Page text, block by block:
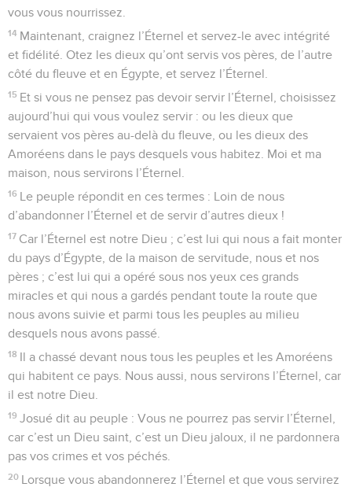
vous vous nourrissez.
14 Maintenant, craignez l’Éternel et servez-le avec intégrité
et fidélité. Otez les dieux qu’ont servis vos pères, de l’autre
côté du fleuve et en Égypte, et servez l’Éternel.
15 Et si vous ne pensez pas devoir servir l’Éternel, choisissez
aujourd’hui qui vous voulez servir : ou les dieux que
servaient vos pères au-delà du fleuve, ou les dieux des
Amoréens dans le pays desquels vous habitez. Moi et ma
maison, nous servirons l’Éternel.
16 Le peuple répondit en ces termes : Loin de nous
d’abandonner l’Éternel et de servir d’autres dieux !
17 Car l’Éternel est notre Dieu ; c’est lui qui nous a fait monter
du pays d’Égypte, de la maison de servitude, nous et nos
pères ; c’est lui qui a opéré sous nos yeux ces grands
miracles et qui nous a gardés pendant toute la route que
nous avons suivie et parmi tous les peuples au milieu
desquels nous avons passé.
18 Il a chassé devant nous tous les peuples et les Amoréens
qui habitent ce pays. Nous aussi, nous servirons l’Éternel, car
il est notre Dieu.
19 Josué dit au peuple : Vous ne pourrez pas servir l’Éternel,
car c’est un Dieu saint, c’est un Dieu jaloux, il ne pardonnera
pas vos crimes et vos péchés.
20 Lorsque vous abandonnerez l’Éternel et que vous servirez